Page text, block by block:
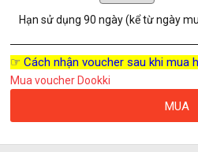
Hạn sử dụng90 ngày (kể từ ngày
☞ Cách nhận voucher sau khi mua
Mua voucher Dookki
MUA